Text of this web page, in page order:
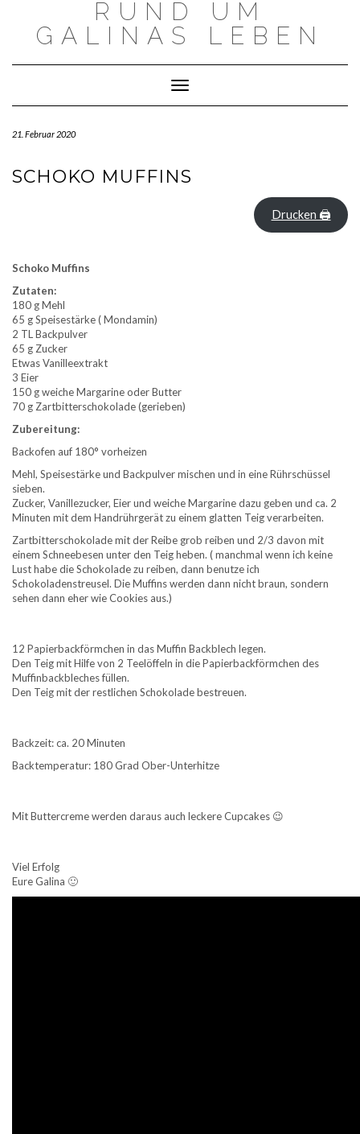
RUND UM
GALINAS LEBEN
Toggle Navigation
21. Februar 2020
SCHOKO MUFFINS
Drucken 🖨
Schoko Muffins
Zutaten:
180 g Mehl
65 g Speisestärke ( Mondamin)
2 TL Backpulver
65 g Zucker
Etwas Vanilleextrakt
3 Eier
150 g weiche Margarine oder Butter
70 g Zartbitterschokolade (gerieben)
Zubereitung:
Backofen auf 180° vorheizen
Mehl, Speisestärke und Backpulver mischen und in eine Rührschüssel
sieben.
Zucker, Vanillezucker, Eier und weiche Margarine dazu geben und ca. 2
Minuten mit dem Handrührgerät zu einem glatten Teig verarbeiten.
Zartbitterschokolade mit der Reibe grob reiben und 2/3 davon mit
einem Schneebesen unter den Teig heben. ( manchmal wenn ich keine
Lust habe die Schokolade zu reiben, dann benutze ich
Schokoladenstreusel. Die Muffins werden dann nicht braun, sondern
sehen dann eher wie Cookies aus.)
12 Papierbackförmchen in das Muffin Backblech legen.
Den Teig mit Hilfe von 2 Teelöffeln in die Papierbackförmchen des
Muffinbackbleches füllen.
Den Teig mit der restlichen Schokolade bestreuen.
Backzeit: ca. 20 Minuten
Backtemperatur: 180 Grad Ober-Unterhitze
Mit Buttercreme werden daraus auch leckere Cupcakes 😉
Viel Erfolg
Eure Galina 🙂